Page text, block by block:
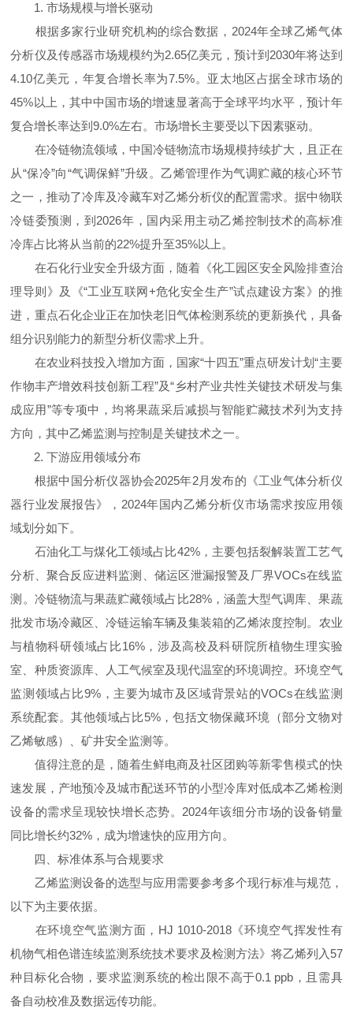
1. 市场规模与增长驱动
根据多家行业研究机构的综合数据，2024年全球乙烯气体
分析仪及传感器市场规模约为2.65亿美元，预计到2030年将达到
4.10亿美元，年复合增长率为7.5%。亚太地区占据全球市场的
45%以上，其中中国市场的增速显著高于全球平均水平，预计年
复合增长率达到9.0%左右。市场增长主要受以下因素驱动。
在冷链物流领域，中国冷链物流市场规模持续扩大，且正在
从“保冷”向“气调保鲜”升级。乙烯管理作为气调贮藏的核心环节
之一，推动了冷库及冷藏车对乙烯分析仪的配置需求。据中物联
冷链委预测，到2026年，国内采用主动乙烯控制技术的高标准
冷库占比将从当前的22%提升至35%以上。
在石化行业安全升级方面，随着《化工园区安全风险排查治
理导则》及《“工业互联网+危化安全生产”试点建设方案》的推
进，重点石化企业正在加快老旧气体检测系统的更新换代，具备
组分识别能力的新型分析仪需求上升。
在农业科技投入增加方面，国家“十四五”重点研发计划“主要
作物丰产增效科技创新工程”及“乡村产业共性关键技术研发与集
成应用”等专项中，均将果蔬采后减损与智能贮藏技术列为支持
方向，其中乙烯监测与控制是关键技术之一。
2. 下游应用领域分布
根据中国分析仪器协会2025年2月发布的《工业气体分析仪
器行业发展报告》，2024年国内乙烯分析仪市场需求按应用领
域划分如下。
石油化工与煤化工领域占比42%，主要包括裂解装置工艺气
分析、聚合反应进料监测、储运区泄漏报警及厂界VOCs在线监
测。冷链物流与果蔬贮藏领域占比28%，涵盖大型气调库、果蔬
批发市场冷藏区、冷链运输车辆及集装箱的乙烯浓度控制。农业
与植物科研领域占比16%，涉及高校及科研院所植物生理实验
室、种质资源库、人工气候室及现代温室的环境调控。环境空气
监测领域占比9%，主要为城市及区域背景站的VOCs在线监测
系统配套。其他领域占比5%，包括文物保藏环境（部分文物对
乙烯敏感）、矿井安全监测等。
值得注意的是，随着生鲜电商及社区团购等新零售模式的快
速发展，产地预冷及城市配送环节的小型冷库对低成本乙烯检测
设备的需求呈现较快增长态势。2024年该细分市场的设备销量
同比增长约32%，成为增速快的应用方向。
四、标准体系与合规要求
乙烯监测设备的选型与应用需要参考多个现行标准与规范，
以下为主要依据。
在环境空气监测方面，HJ 1010-2018《环境空气挥发性有
机物气相色谱连续监测系统技术要求及检测方法》将乙烯列入57
种目标化合物，要求监测系统的检出限不高于0.1 ppb，且需具
备自动校准及数据远传功能。